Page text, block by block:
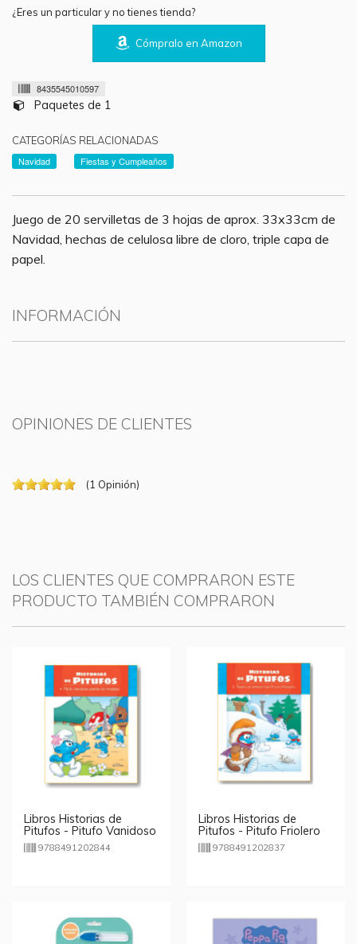
¿Eres un particular y no tienes tienda?
Cómpralo en Amazon
8435545010597
Paquetes de 1
CATEGORÍAS RELACIONADAS
Navidad
Fiestas y Cumpleaños
Juego de 20 servilletas de 3 hojas de aprox. 33x33cm de
Navidad, hechas de celulosa libre de cloro, triple capa de
papel.
INFORMACIÓN
OPINIONES DE CLIENTES
(1 Opinión)
LOS CLIENTES QUE COMPRARON ESTE
PRODUCTO TAMBIÉN COMPRARON
Libros Historias de
Pitufos - Pitufo Vanidoso
9788491202844
Libros Historias de
Pitufos - Pitufo Friolero
9788491202837